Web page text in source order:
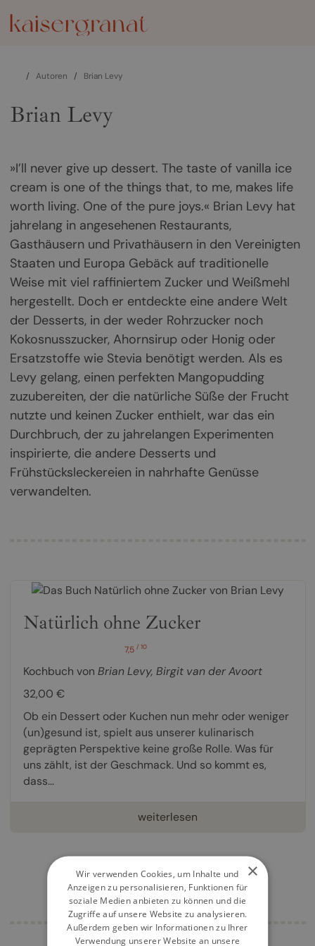
/ Autoren / Brian Levy
Brian Levy
»I’ll never give up dessert. The taste of vanilla ice
cream is one of the things that, to me, makes life
worth living. One of the pure joys.« Brian Levy hat
jahrelang in angesehenen Restaurants,
Gasthäusern und Privathäusern in den Vereinigten
Staaten und Europa Gebäck auf traditionelle
Weise mit viel raffiniertem Zucker und Weißmehl
hergestellt. Doch er entdeckte eine andere Welt
der Desserts, in der weder Rohrzucker noch
Kokosnusszucker, Ahornsirup oder Honig oder
Ersatzstoffe wie Stevia benötigt werden. Als es
Levy gelang, einen perfekten Mangopudding
zuzubereiten, der die natürliche Süße der Frucht
nutzte und keinen Zucker enthielt, war das ein
Durchbruch, der zu jahrelangen Experimenten
inspirierte, die andere Desserts und
Frühstücksleckereien in nahrhafte Genüsse
verwandelten.
Natürlich ohne Zucker
7,5/ 10
Kochbuch von Brian Levy, Birgit van der Avoort
32,00 €
Ob ein Dessert oder Kuchen nun mehr oder weniger
(un)gesund ist, spielt aus unserer kulinarisch
geprägten Perspektive keine große Rolle. Was für
uns zählt, ist der Geschmack. Und so kommt es,
dass...
weiterlesen
×
Wir verwenden Cookies, um Inhalte und
Anzeigen zu personalisieren, Funktionen für
soziale Medien anbieten zu können und die
Zugriffe auf unsere Website zu analysieren.
Außerdem geben wir Informationen zu Ihrer
Verwendung unserer Website an unsere